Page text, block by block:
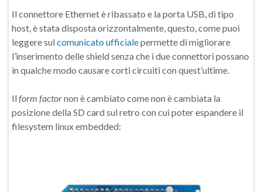
Il connettore Ethernet è ribassato e la porta USB, di tipo
host, è stata disposta orizzontalmente, questo, come puoi
leggere sul comunicato ufficialepermette di migliorare
l’inserimento delle shield senza che i due connettori possano
in qualche modo causare corti circuiti con quest’ultime.
Il form factornon è cambiato come non è cambiata la
posizione della SD card sul retro con cui poter espandere il
filesystem linux embedded: